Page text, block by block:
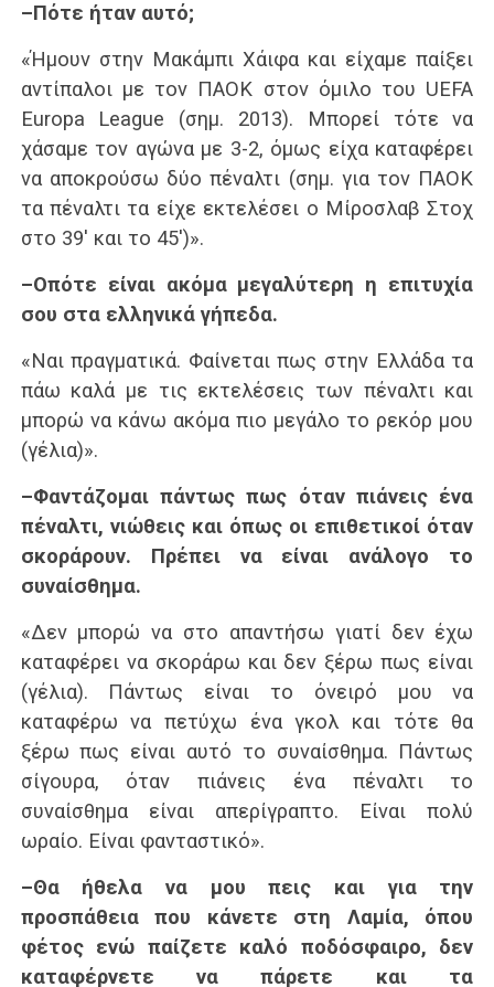
–Πότε ήταν αυτό;
«Ήμουν στην Μακάμπι Χάιφα και είχαμε παίξει
αντίπαλοι με τον ΠΑΟΚ στον όμιλο του UEFA
Europa League (σημ. 2013). Μπορεί τότε να
χάσαμε τον αγώνα με 3-2, όμως είχα καταφέρει
να αποκρούσω δύο πέναλτι (σημ. για τον ΠΑΟΚ
τα πέναλτι τα είχε εκτελέσει ο Μίροσλαβ Στοχ
στο 39′ και το 45′)».
–Οπότε είναι ακόμα μεγαλύτερη η επιτυχία
σου στα ελληνικά γήπεδα.
«Ναι πραγματικά. Φαίνεται πως στην Ελλάδα τα
πάω καλά με τις εκτελέσεις των πέναλτι και
μπορώ να κάνω ακόμα πιο μεγάλο το ρεκόρ μου
(γέλια)».
–Φαντάζομαι πάντως πως όταν πιάνεις ένα
πέναλτι, νιώθεις και όπως οι επιθετικοί όταν
σκοράρουν. Πρέπει να είναι ανάλογο το
συναίσθημα.
«Δεν μπορώ να στο απαντήσω γιατί δεν έχω
καταφέρει να σκοράρω και δεν ξέρω πως είναι
(γέλια). Πάντως είναι το όνειρό μου να
καταφέρω να πετύχω ένα γκολ και τότε θα
ξέρω πως είναι αυτό το συναίσθημα. Πάντως
σίγουρα, όταν πιάνεις ένα πέναλτι το
συναίσθημα είναι απερίγραπτο. Είναι πολύ
ωραίο. Είναι φανταστικό».
–Θα ήθελα να μου πεις και για την
προσπάθεια που κάνετε στη Λαμία, όπου
φέτος ενώ παίζετε καλό ποδόσφαιρο, δεν
καταφέρνετε να πάρετε και τα